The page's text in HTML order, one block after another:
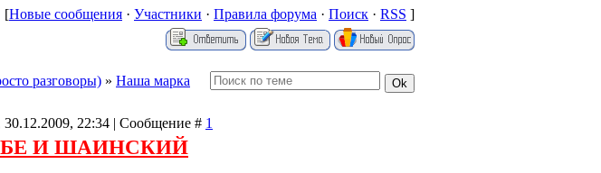
[Новые сообщения · Участники · Правила форума · Поиск · RSS ]
разговоры) » Наша марка
30.12.2009, 22:34 | Сообщение # 1
И ШАИНСКИЙ